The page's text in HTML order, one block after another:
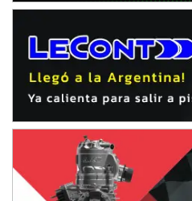
VICTORIENSE - F7
El Cerro (Tierra)
PATAGONICO - F6
Moto Club Reginense (Tierra)
Gral. E. Godoy (Río Negro)
CSK - F7
Juventud Unida (Tierra)